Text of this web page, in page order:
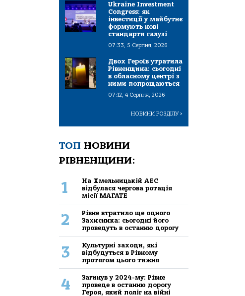
Ukraine Investment
Congress: як
інвестиції у майбутнє
формують нові
стандарти галузі
07:33, 5 Серпня, 2026
Двох Героїв утратила
Рівненщина: сьогодні
в обласному центрі з
ними попрощаються
07:12, 4 Серпня, 2026
НОВИНИ РОЗДІЛУ>
ТОП НОВИНИ
РІВНЕНЩИНИ:
1
На Хмельницькій АЕС
відбулася чергова ротація
місії МАГАТЕ
2
Рівне втратило ще одного
Захисника: сьогодні його
проведуть в останню дорогу
3
Культурні заходи, які
відбудуться в Рівному
протягом цього тижня
4
Загинув у 2024-му: Рівне
проведе в останню дорогу
Героя, який поліг на війні